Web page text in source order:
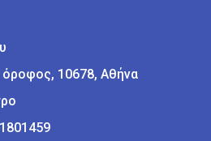
όροφος, 10678, Αθήνα